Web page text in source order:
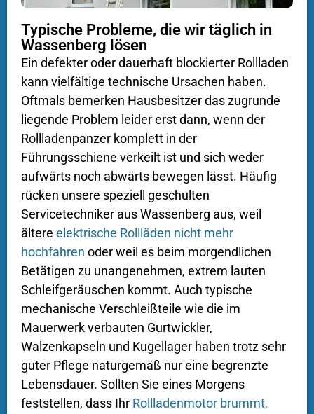
Typische Probleme, die wir täglich in
Wassenberg lösen
Ein defekter oder dauerhaft blockierter Rollladen
kann vielfältige technische Ursachen haben.
Oftmals bemerken Hausbesitzer das zugrunde
liegende Problem leider erst dann, wenn der
Rollladenpanzer komplett in der
Führungsschiene verkeilt ist und sich weder
aufwärts noch abwärts bewegen lässt. Häufig
rücken unsere speziell geschulten
Servicetechniker aus Wassenberg aus, weil
ältere elektrische Rollläden nicht mehr
hochfahren oder weil es beim morgendlichen
Betätigen zu unangenehmen, extrem lauten
Schleifgeräuschen kommt. Auch typische
mechanische Verschleißteile wie die im
Mauerwerk verbauten Gurtwickler,
Walzenkapseln und Kugellager haben trotz sehr
guter Pflege naturgemäß nur eine begrenzte
Lebensdauer. Sollten Sie eines Morgens
feststellen, dass Ihr Rollladenmotor brummt,